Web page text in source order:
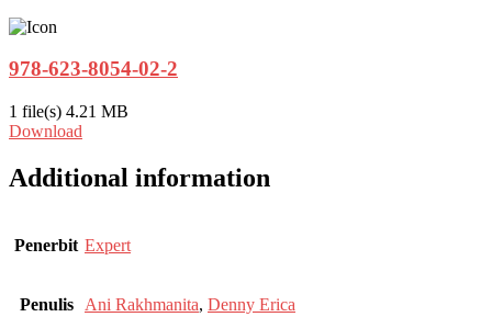
978-623-8054-02-2
1 file(s) 4.21 MB
Download
Additional information
Penerbit Expert
Penulis Ani Rakhmanita, Denny Erica